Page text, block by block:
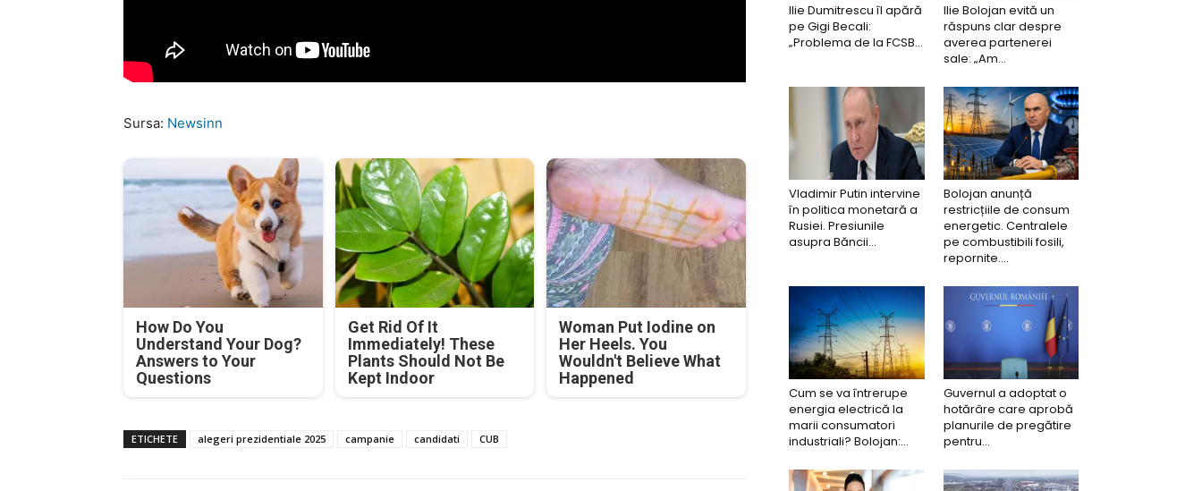
Sursa: Newsinn
How Do You
Understand Your Dog?
Answers to Your
Questions
Get Rid Of It
Immediately! These
Plants Should Not Be
Kept Indoor
Woman Put Iodine on
Her Heels. You
Wouldn't Believe What
Happened
ETICHETE alegeri prezidentiale 2025 campanie candidati CUB
Ilie Dumitrescu îl apără
pe Gigi Becali:
„Problema de la FCSB...
Ilie Bolojan evită un
răspuns clar despre
averea partenerei
sale: „Am...
Vladimir Putin intervine
în politica monetară a
Rusiei. Presiunile
asupra Băncii...
Bolojan anunță
restricțiile de consum
energetic. Centralele
pe combustibili fosili,
repornite....
Cum se va întrerupe
energia electrică la
marii consumatori
industriali? Bolojan:...
Guvernul a adoptat o
hotărâre care aprobă
planurile de pregătire
pentru...